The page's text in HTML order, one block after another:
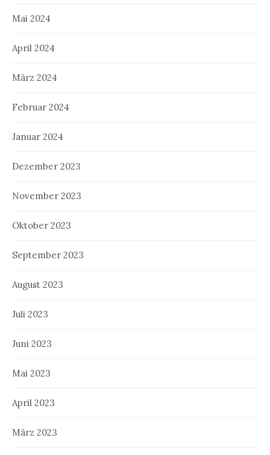
Mai 2024
April 2024
März 2024
Februar 2024
Januar 2024
Dezember 2023
November 2023
Oktober 2023
September 2023
August 2023
Juli 2023
Juni 2023
Mai 2023
April 2023
März 2023